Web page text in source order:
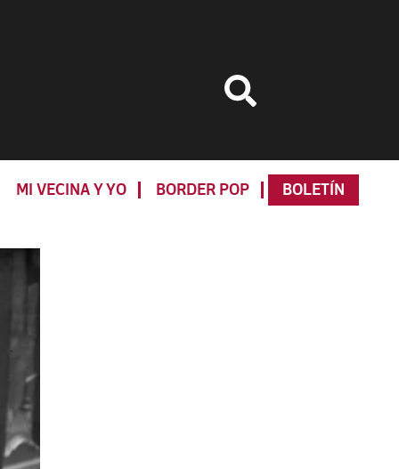
MI VECINA Y YO BORDER POP BOLETÍN